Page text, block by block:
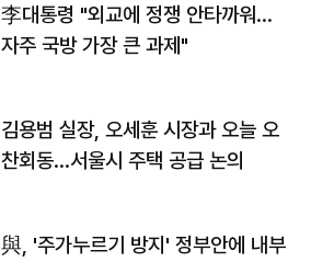
李대통령 "외교에 정쟁 안타까워…
자주 국방 가장 큰 과제"
김용범 실장, 오세훈 시장과 오늘 오
찬회동...서울시 주택 공급 논의
與, '주가누르기 방지' 정부안에 내부